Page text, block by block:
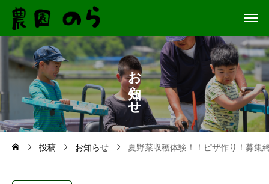
お
ら
せ
投稿 お知らせ 夏野菜収穫体験！！ピザ作り！募集